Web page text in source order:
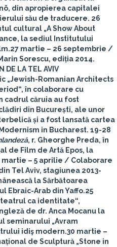
din apropierea capitalei
său de traducere. 26
cultural „A Show About
la sediul Institutului
27 martie – 26 septembrie /
Sorescu, ediția 2014.
DE LA TEL AVIV
„Jewish-Romanian Architects
în colaborare cu
cadrul căruia au fost
din București, ale unor
și a fost lansată cartea
in Bucharest. 19-28
, r. Gheorghe Preda, în
de Film de Artă Epos, la
martie – 5 aprilie / Colaborare
Tel Aviv, stagiunea 2013-
la Sărbătoarea
Ebraic-Arab din Yaffo.25
ca identitate“,
de dr. Anca Mocanu la
seminarului „Avram
idiş modern.30 martie –
de Sculptură „Stone in